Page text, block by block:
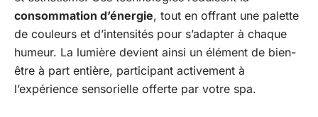
consommation d’énergie, tout en offrant une palette
de couleurs et d’intensités pour s’adapter à chaque
humeur. La lumière devient ainsi un élément de bien-
être à part entière, participant activement à
l’expérience sensorielle offerte par votre spa.